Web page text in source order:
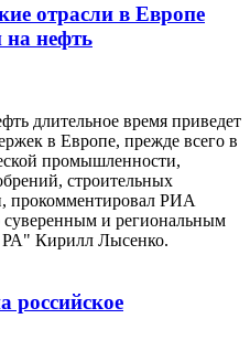
отрасли в Европе
на нефть
длительное время приведет
в Европе, прежде всего в
промышленности,
строительных
прокомментировал РИА
и региональным
РА" Кирилл Лысенко.
российское